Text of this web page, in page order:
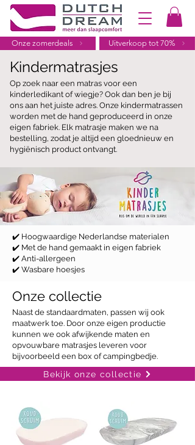
Onze zomerdeals Uitverkoop tot 70%
Kindermatrasjes
Op zoek naar een matras voor een
kinderledikant of wiegje? Ook dan ben je bij
ons aan het juiste adres. Onze kindermatrassen
worden met de hand geproduceerd in onze
eigen fabriek. Elk matrasje maken we na
bestelling, zodat je altijd een gloednieuw en
hygiënisch product ontvangt.
✔️ Hoogwaardige Nederlandse materialen
✔️ Met de hand gemaakt in eigen fabriek
✔️ Anti-allergeen
✔️ Wasbare hoesjes
Onze collectie
Naast de standaardmaten, passen wij ook
maatwerk toe. Door onze eigen productie
kunnen we ook afwijkende maten en
opvouwbare matrasjes leveren voor
bijvoorbeeld een box of campingbedje.
Bekijk onze collectie